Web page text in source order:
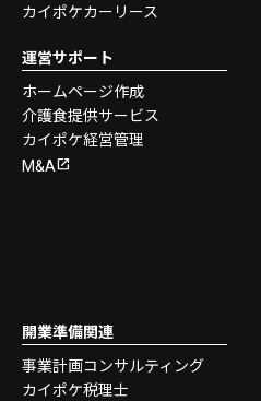
カイポケカーリース
運営サポート
ホームページ作成
介護食提供サービス
カイポケ経営管理
M&A
開業準備関連
事業計画コンサルティング
カイポケ税理士